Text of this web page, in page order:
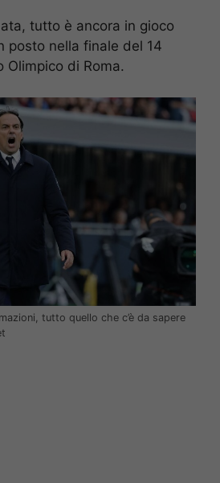
tutto è ancora in gioco
posto nella finale del 14
Olimpico di Roma.​
tutto quello che c’è da sapere